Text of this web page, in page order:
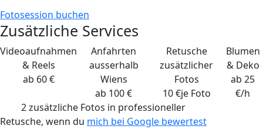
Fotosession buchen
Zusätzliche Services
Videoaufnahmen
& Reels
ab 60 €
Anfahrten
ausserhalb
Wiens
ab 100 €
Retusche
zusätzlicher
Fotos
10 €je Foto
Blumen
& Deko
ab 25
€/h
2 zusätzliche Fotos in professioneller
Retusche, wenn du mich bei Google bewertest